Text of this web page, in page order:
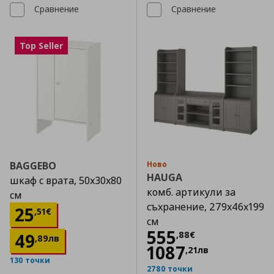
Сравнение
Top Seller
BAGGEBO
шкаф с врата, 50x30x80
см
25,51€
Цена
49,89лв
130 точки
Сравнение
Ново
HAUGA
комб. артикули за
съхранение, 279x46x199
см
555,88€
Цена
1087,21лв
2780 точки